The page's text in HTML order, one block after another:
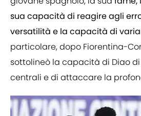
sua capacità di reagire agli
versatilità e la capacità di
particolare, dopo Fiorentina-
sottolineò la capacità di Diao
centrali e di attaccare la